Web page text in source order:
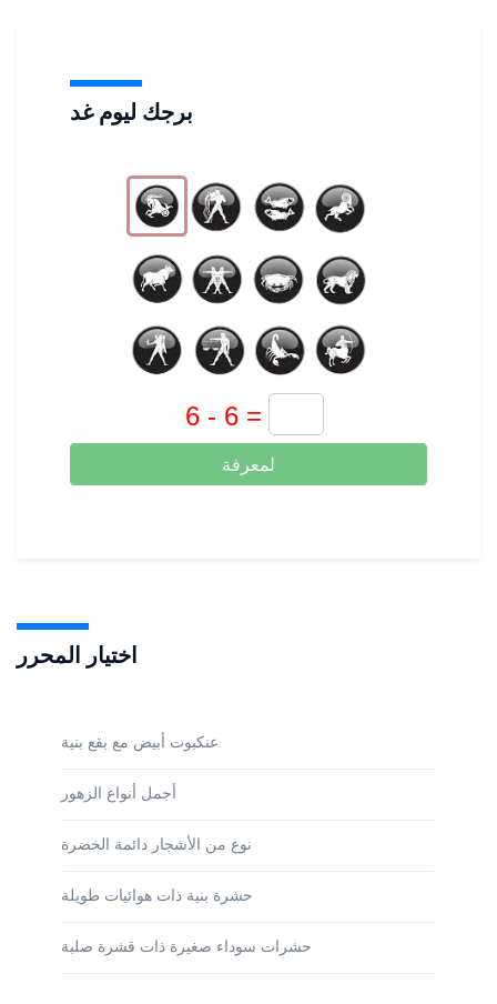
برجك ليوم غد
لمعرفة
اختيار المحرر
عنكبوت أبيض مع بقع بنية
أجمل أنواع الزهور
نوع من الأشجار دائمة الخضرة
حشرة بنية ذات هوائيات طويلة
حشرات سوداء صغيرة ذات قشرة صلبة